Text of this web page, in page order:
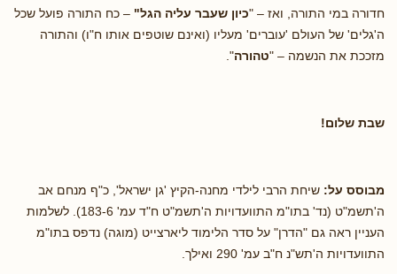
חדורה במי התורה, ואז – "כיון שעבר עליה הגל" – כח התורה פועל שכל
ה'גלים' של העולם 'עוברים' מעליו (ואינם שוטפים אותו ח"ו) והתורה
מזככת את הנשמה – "טהורה".
שבת שלום!
מבוסס על: שיחת הרבי לילדי מחנה-הקיץ 'גן ישראל', כ"ף מנחם אב
ה'תשמ"ט (נד' בתו"מ התוועדויות ה'תשמ"ט ח"ד עמ' 183-6). לשלמות
העניין ראה גם "הדרן" על סדר הלימוד ליארצייט (מוגה) נדפס בתו"מ
התוועדויות ה'תש"נ ח"ב עמ' 290 ואילך.